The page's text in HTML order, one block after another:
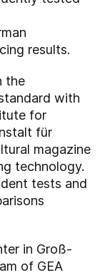
results.
the
with
for
für
magazine
technology.
tests and
in Groß-
of GEA